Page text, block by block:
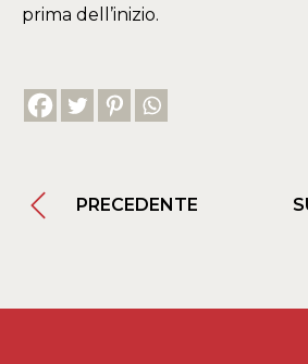
prima dell’inizio.
PRECEDENTE